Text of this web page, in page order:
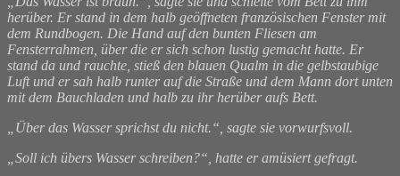
herüber. Er stand in dem halb geöffneten französischen Fenster mit
dem Rundbogen. Die Hand auf den bunten Fliesen am
Fensterrahmen, über die er sich schon lustig gemacht hatte. Er
stand da und rauchte, stieß den blauen Qualm in die gelbstaubige
Luft und er sah halb runter auf die Straße und dem Mann dort unten
mit dem Bauchladen und halb zu ihr herüber aufs Bett.
„Über das Wasser sprichst du nicht.“, sagte sie vorwurfsvoll.
„Soll ich übers Wasser schreiben?“, hatte er amüsiert gefragt.